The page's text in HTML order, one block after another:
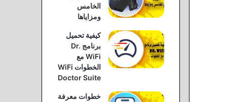
الخامس
ومزاياها
كيفية تحميل
برنامج Dr.
WiFi مع
الخطوات WiFi
Doctor Suite
خطوات معرفة